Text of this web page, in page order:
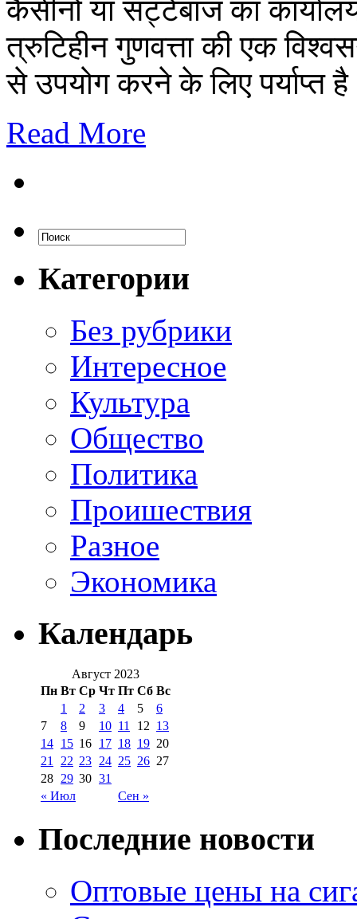
कैसीनो या सट्टेबाज का
त्रुटिहीन गुणवत्ता की एक
से उपयोग करने के लिए पर्याप्त
Read More
Категории
Без рубрики
Интересное
Культура
Общество
Политика
Проишествия
Разное
Экономика
Календарь
Август 2023
Пн Вт Ср Чт Пт Сб Вс
« Июл Сен »
1 2 3 4 5
6
7
8 9 10 11 12 13
14 15 16 17 18 19 20
21
22 23 24 25 26 27
28 29 30 31
Последние новости
Оптовые цены на